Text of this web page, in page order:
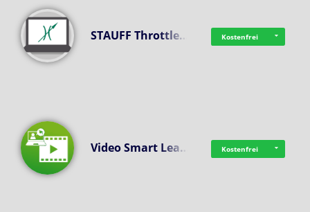
STAUFF Throttle… Kostenfrei
Video Smart Lea… Kostenfrei